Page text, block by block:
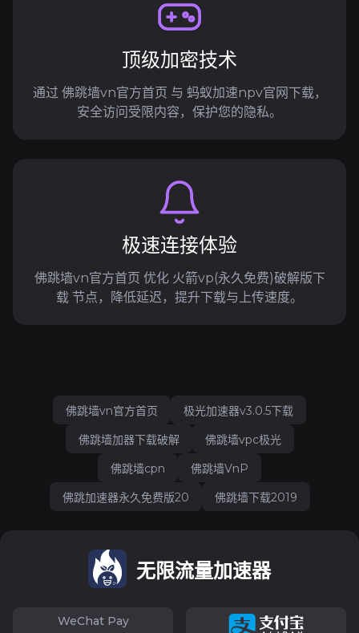
顶级加密技术
通过 佛跳墙vn官方首页 与 蚂蚁加速npv官网下载，
安全访问受限内容，保护您的隐私。
极速连接体验
佛跳墙vn官方首页 优化 火箭vp(永久免费)破解版下
载 节点，降低延迟，提升下载与上传速度。
佛跳墙vn官方首页
极光加速器v3.0.5下载
佛跳墙加器下载破解
佛跳墙vpc极光
佛跳墙cpn
佛跳墙VnP
佛跳加速器永久免费版20
佛跳墙下载2019
无限流量加速器
WeChat Pay